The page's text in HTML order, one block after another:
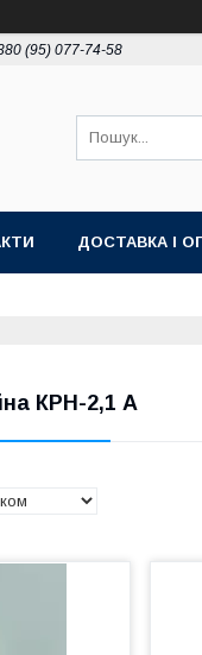
(95) 077-74-58
ДОСТАВКА І
КРН-2,1 А